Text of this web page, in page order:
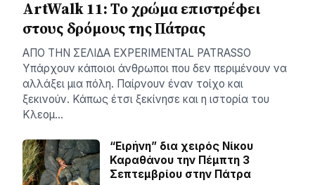
ArtWalk 11: Το χρώμα επιστρέφει
στους δρόμους της Πάτρας
AΠΟ ΤΗΝ ΣΕΛΙΔΑ EXPERIMENTAL PATRASSO
Υπάρχουν κάποιοι άνθρωποι που δεν περιμένουν να
αλλάξει μια πόλη. Παίρνουν έναν τοίχο και
ξεκινούν. Κάπως έτσι ξεκίνησε και η ιστορία του
Κλεομ…
“Ειρήνη” δια χειρός Νίκου
Καραθάνου την Πέμπτη 3
Σεπτεμβρίου στην Πάτρα